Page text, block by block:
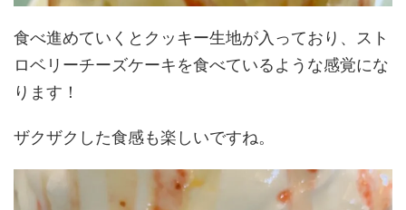
食べ進めていくとクッキー生地が入っており、スト
ロベリーチーズケーキを食べているような感覚にな
ります！
ザクザクした食感も楽しいですね。